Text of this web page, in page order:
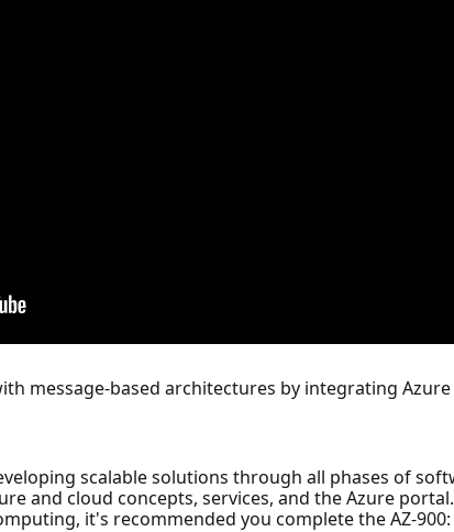
message-based architectures by integrating
scalable solutions through all phases of
and cloud concepts, services, and the Azure portal.
it's recommended you complete the AZ-